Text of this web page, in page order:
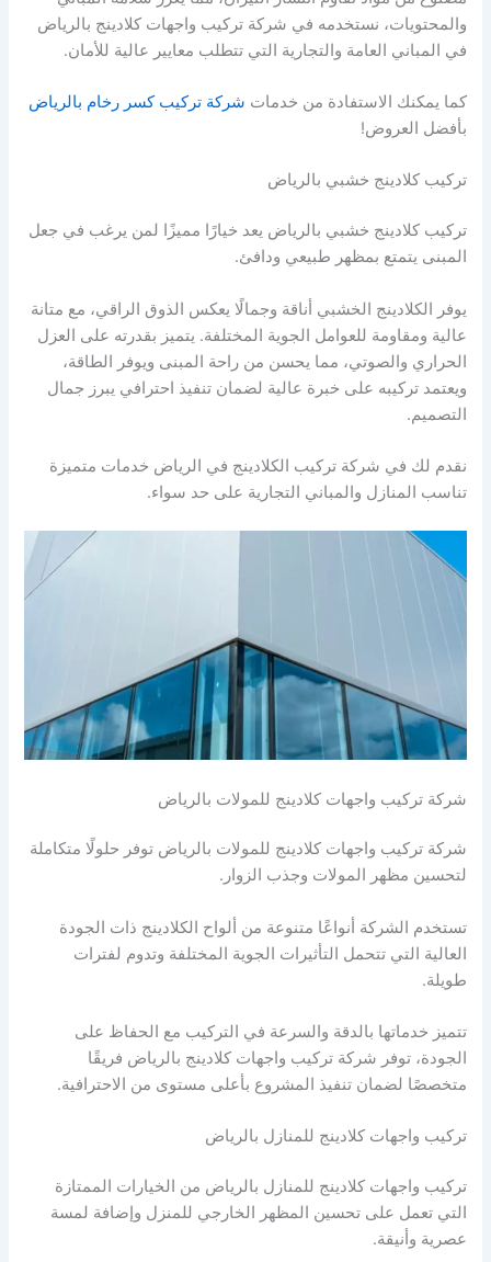
والمحتويات، نستخدمه في شركة تركيب واجهات كلادينج بالرياض
في المباني العامة والتجارية التي تتطلب معايير عالية للأمان.
كما يمكنك الاستفادة من خدمات شركة تركيب كسر رخام بالرياض
بأفضل العروض!
تركيب كلادينج خشبي بالرياض
تركيب كلادينج خشبي بالرياض يعد خيارًا مميزًا لمن يرغب في جعل
المبنى يتمتع بمظهر طبيعي ودافئ.
يوفر الكلادينج الخشبي أناقة وجمالًا يعكس الذوق الراقي، مع متانة
عالية ومقاومة للعوامل الجوية المختلفة. يتميز بقدرته على العزل
الحراري والصوتي، مما يحسن من راحة المبنى ويوفر الطاقة،
ويعتمد تركيبه على خبرة عالية لضمان تنفيذ احترافي يبرز جمال
التصميم.
نقدم لك في شركة تركيب الكلادينج في الرياض خدمات متميزة
تناسب المنازل والمباني التجارية على حد سواء.
شركة تركيب واجهات كلادينج للمولات بالرياض
شركة تركيب واجهات كلادينج للمولات بالرياض توفر حلولًا متكاملة
لتحسين مظهر المولات وجذب الزوار.
تستخدم الشركة أنواعًا متنوعة من ألواح الكلادينج ذات الجودة
العالية التي تتحمل التأثيرات الجوية المختلفة وتدوم لفترات
طويلة.
تتميز خدماتها بالدقة والسرعة في التركيب مع الحفاظ على
الجودة، توفر شركة تركيب واجهات كلادينج بالرياض فريقًا
متخصصًا لضمان تنفيذ المشروع بأعلى مستوى من الاحترافية.
تركيب واجهات كلادينج للمنازل بالرياض
تركيب واجهات كلادينج للمنازل بالرياض من الخيارات الممتازة
التي تعمل على تحسين المظهر الخارجي للمنزل وإضافة لمسة
عصرية وأنيقة.